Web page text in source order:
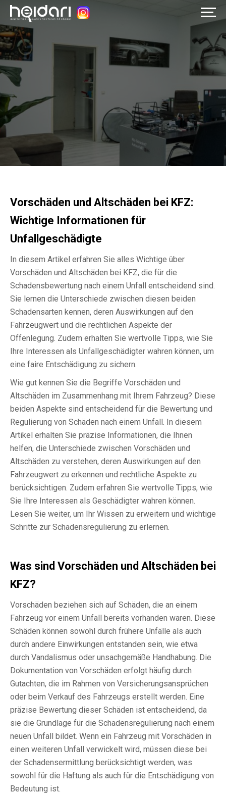
Startseite
Über uns
Leistungen
Wissenswert
Jetzt anrufen
+49 178 5189556
Vorschäden und Altschäden bei KFZ:
Wichtige Informationen für
Unfallgeschädigte
In diesem Artikel erfahren Sie alles Wichtige über
Vorschäden und Altschäden bei KFZ, die für die
Schadensbewertung nach einem Unfall entscheidend sind.
Sie lernen die Unterschiede zwischen diesen beiden
Schadensarten kennen, deren Auswirkungen auf den
Fahrzeugwert und die rechtlichen Aspekte der
Offenlegung. Zudem erhalten Sie wertvolle Tipps, wie Sie
Ihre Interessen als Unfallgeschädigter wahren können, um
eine faire Entschädigung zu sichern.
Wie gut kennen Sie die Begriffe Vorschäden und
Altschäden im Zusammenhang mit Ihrem Fahrzeug? Diese
beiden Aspekte sind entscheidend für die Bewertung und
Regulierung von Schäden nach einem Unfall. In diesem
Artikel erhalten Sie präzise Informationen, die Ihnen
helfen, die Unterschiede zwischen Vorschäden und
Altschäden zu verstehen, deren Auswirkungen auf den
Fahrzeugwert zu erkennen und rechtliche Aspekte zu
berücksichtigen. Zudem erfahren Sie wertvolle Tipps, wie
Sie Ihre Interessen als Geschädigter wahren können.
Lesen Sie weiter, um Ihr Wissen zu erweitern und wichtige
Schritte zur Schadensregulierung zu erlernen.
Was sind Vorschäden und Altschäden bei
KFZ?
Vorschäden beziehen sich auf Schäden, die an einem
Fahrzeug vor einem Unfall bereits vorhanden waren. Diese
Schäden können sowohl durch frühere Unfälle als auch
durch andere Einwirkungen entstanden sein, wie etwa
durch Vandalismus oder unsachgemäße Handhabung. Die
Dokumentation von Vorschäden erfolgt häufig durch
Gutachten, die im Rahmen von Versicherungsansprüchen
oder beim Verkauf des Fahrzeugs erstellt werden. Eine
präzise Bewertung dieser Schäden ist entscheidend, da
sie die Grundlage für die Schadensregulierung nach einem
neuen Unfall bildet. Wenn ein Fahrzeug mit Vorschäden in
einen weiteren Unfall verwickelt wird, müssen diese bei
der Schadensermittlung berücksichtigt werden, was
sowohl für die Haftung als auch für die Entschädigung von
Bedeutung ist.